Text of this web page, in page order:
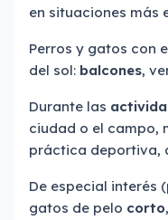
en situaciones más
Perros y gatos con
del sol: balcones,
Durante las
ciudad o el campo,
práctica deportiva,
De especial interés
gatos de pelo corto